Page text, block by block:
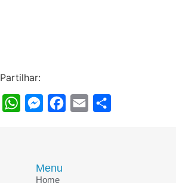
Partilhar:
WhatsAppMessengerFacebook
Email
Menu
Home